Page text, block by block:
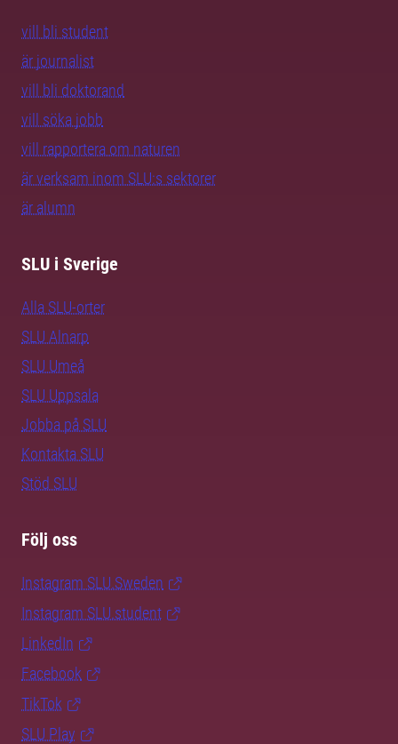
vill bli student
är journalist
vill bli doktorand
vill söka jobb
vill rapportera om naturen
är verksam inom SLU:s sektorer
är alumn
SLU i Sverige
Alla SLU-orter
SLU Alnarp
SLU Umeå
SLU Uppsala
Jobba på SLU
Kontakta SLU
Stöd SLU
Följ oss
Instagram SLU.Sweden
Instagram SLU.student
LinkedIn
Facebook
TikTok
SLU Play